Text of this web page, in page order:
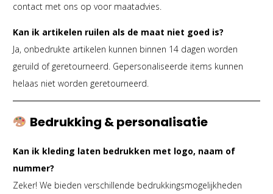
contact met ons op voor maatadvies.
Kan ik artikelen ruilen als de maat niet goed is?
Ja, onbedrukte artikelen kunnen binnen 14 dagen worden
geruild of geretourneerd. Gepersonaliseerde items kunnen
helaas niet worden geretourneerd.
Bedrukking & personalisatie
Kan ik kleding laten bedrukken met logo, naam of
nummer?
Zeker! We bieden verschillende bedrukkingsmogelijkheden